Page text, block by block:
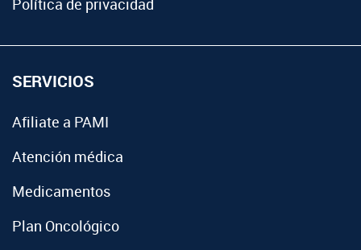
Política de privacidad
SERVICIOS
Afiliate a PAMI
Atención médica
Medicamentos
Plan Oncológico